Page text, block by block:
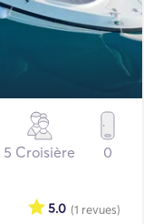
5 Croisière 0
(1 revues)
5.0